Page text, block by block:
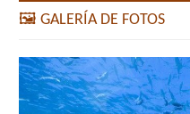
🖼️ GALERÍA DE FOTOS